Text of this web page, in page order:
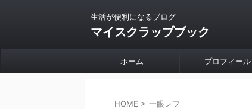
生活が便利になるブログ
マイスクラップブック
ホーム プロフィール
HOME > 一眼レフ